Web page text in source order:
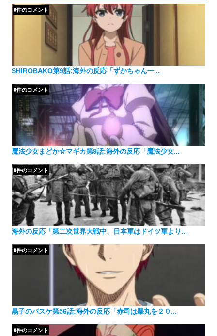
ー
SHIROBAKO第9話:海外の反応「ずかちゃん一...
0件のコメント
魔法少女まどか☆マギカ第9話:海外の反応「魔法少女...
0件のコメント
海外の反応「第二次世界大戦中、日本軍はドイツ軍より...
0件のコメント
黒子のバスケ第56話:海外の反応「赤司は睾丸を２０...
0件のコメント
0件のコメント